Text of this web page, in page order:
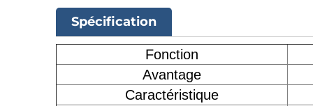
Spécification
Fonction
Avantage
Caractéristique